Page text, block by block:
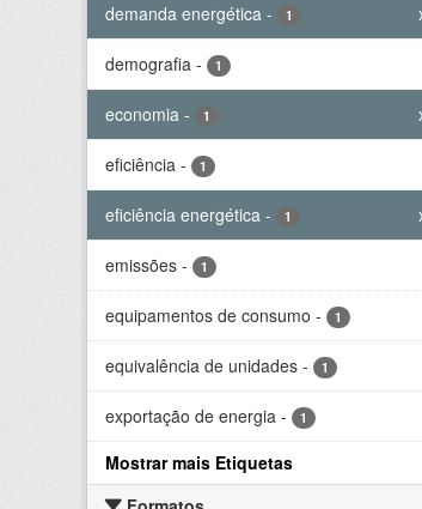
demanda energética - 1
demografia - 1
economia - 1
eficiência - 1
eficiência energética - 1
emissões - 1
equipamentos de consumo - 1
equivalência de unidades - 1
exportação de energia - 1
Mostrar mais Etiquetas